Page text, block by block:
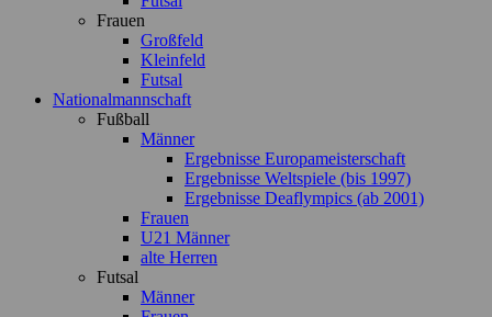
Frauen
Großfeld
Kleinfeld
Futsal
Nationalmannschaft
Fußball
Männer
Ergebnisse Europameisterschaft
Ergebnisse Weltspiele (bis 1997)
Ergebnisse Deaflympics (ab 2001)
Frauen
U21 Männer
alte Herren
Futsal
Männer